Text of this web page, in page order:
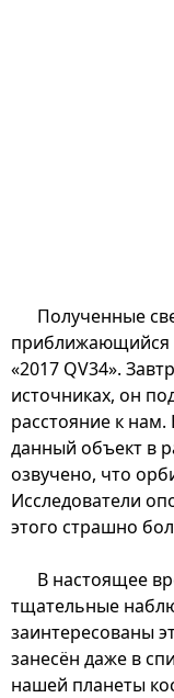
Полученные
приближающийся
«2017 QV34».
источниках, он
расстояние к
данный объект в
озвучено, что
Исследователи
этого страшно
В настоящее
тщательные
заинтересованы
занесён даже в
нашей планеты